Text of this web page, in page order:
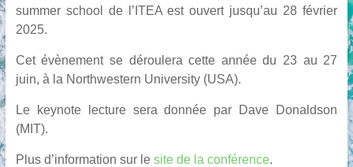
summer school de l’ITEA est ouvert jusqu’au 28 février
2025.
Cet évènement se déroulera cette année du 23 au 27
juin, à la Northwestern University (USA).
Le keynote lecture sera donnée par Dave Donaldson
(MIT).
Plus d’information sur le site de la conférence.